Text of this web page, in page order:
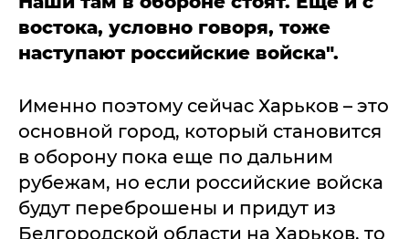
востока, условно говоря, тоже
наступают российские войска".
Именно поэтому сейчас Харьков – это
основной город, который становится
в оборону пока еще по дальним
рубежам, но если российские войска
будут переброшены и придут из
Белгородской области на Харьков, то